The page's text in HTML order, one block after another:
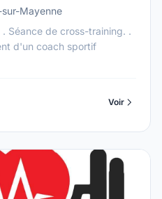
Mayenne
Séance de cross-training. .
d'un coach sportif
Voir